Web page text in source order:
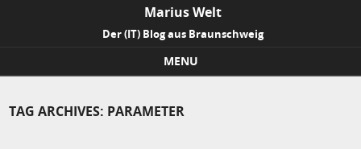
Marius Welt
Der (IT) Blog aus Braunschweig
MENU
TAG ARCHIVES: PARAMETER